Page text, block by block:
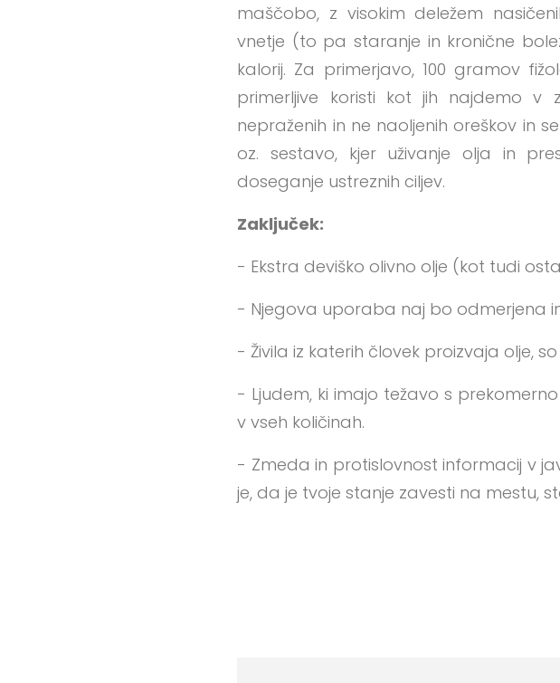
maščobo, z visokim deležem
vnetje (to pa staranje in kronične
kalorij. Za primerjavo, 100 gramov
primerljive koristi kot jih najdemo v
nepraženih in ne naoljenih oreškov in
oz. sestavo, kjer uživanje olja in
doseganje ustreznih ciljev.
Zaključek:
- Ekstra deviško olivno olje (kot tudi
- Njegova uporaba naj bo odmerjena
- Živila iz katerih človek proizvaja olje,
- Ljudem, ki imajo težavo s
v vseh količinah.
- Zmeda in protislovnost informacij v
je, da je tvoje stanje zavesti na mestu,